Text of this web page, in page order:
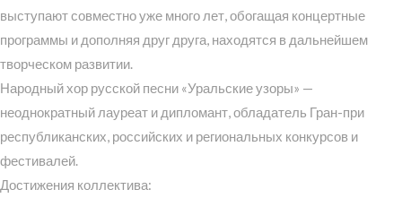
выступают совместно уже много лет, обогащая концертные
программы и дополняя друг друга, находятся в дальнейшем
творческом развитии.
Народный хор русской песни «Уральские узоры» —
неоднократный лауреат и дипломант, обладатель Гран-при
республиканских, российских и региональных конкурсов и
фестивалей.
Достижения коллектива: